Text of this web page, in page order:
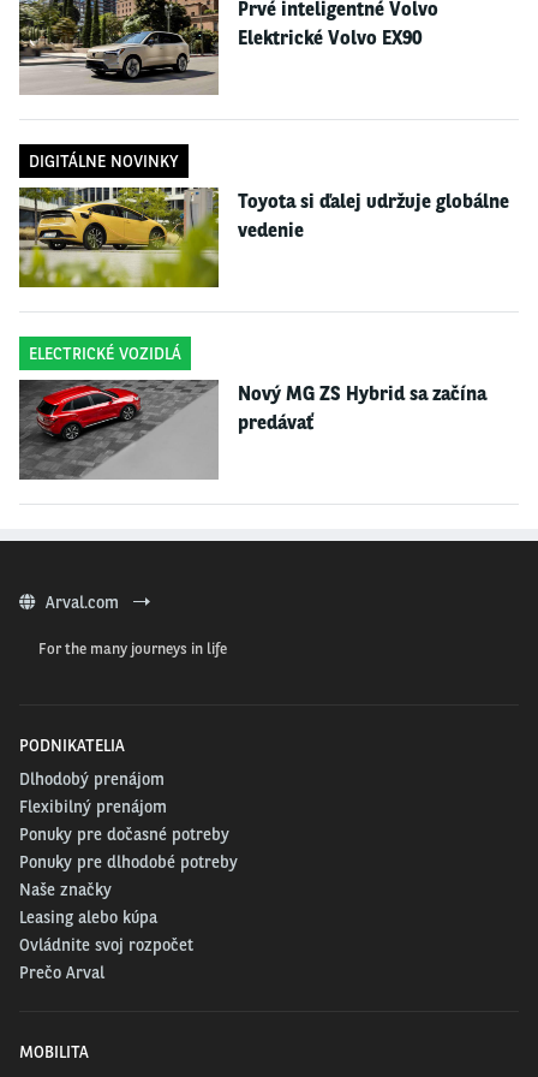
2. LAGO DI GARDA
Najväčšie talianske jazero je našincom dobre známe, pa
letné destinácie. Okrem nádherných pláží ponúka aj dostatok trás pre pešiu
i vysokohorskú turistiku a je tu takisto veľa cyklotrás. Neďaleko je známy
nabíjanie:V okolí gardského jazera je viac ako 73 verejne prístupných
Prvé inteligentné Volvo
Elektrické Volvo EX90
DIGITÁLNE NOVINKY
Toyota si ďalej udržuje globálne
vedenie
ELECTRICKÉ VOZIDLÁ
Nový MG ZS Hybrid sa začína
predávať
Arval.com
For the many journeys in life
PODNIKATELIA
Dlhodobý prenájom
Flexibilný prenájom
Ponuky pre dočasné potreby
Ponuky pre dlhodobé potreby
Naše značky
Leasing alebo kúpa
Ovládnite svoj rozpočet
Prečo Arval
MOBILITA